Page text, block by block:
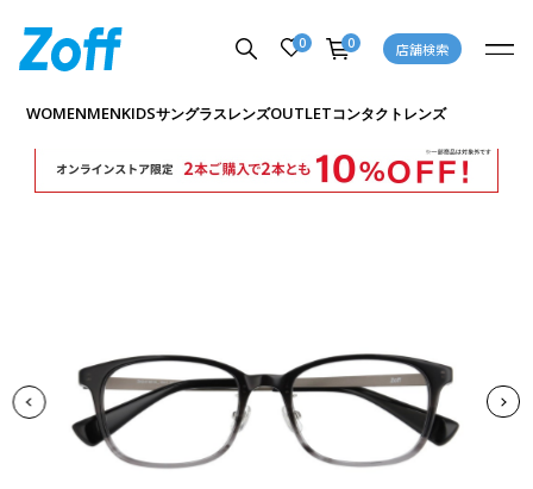
0 0 店舗検索
WOMENMENKIDSサングラスレンズOUTLETコンタクトレンズ
商品詳細ページへ